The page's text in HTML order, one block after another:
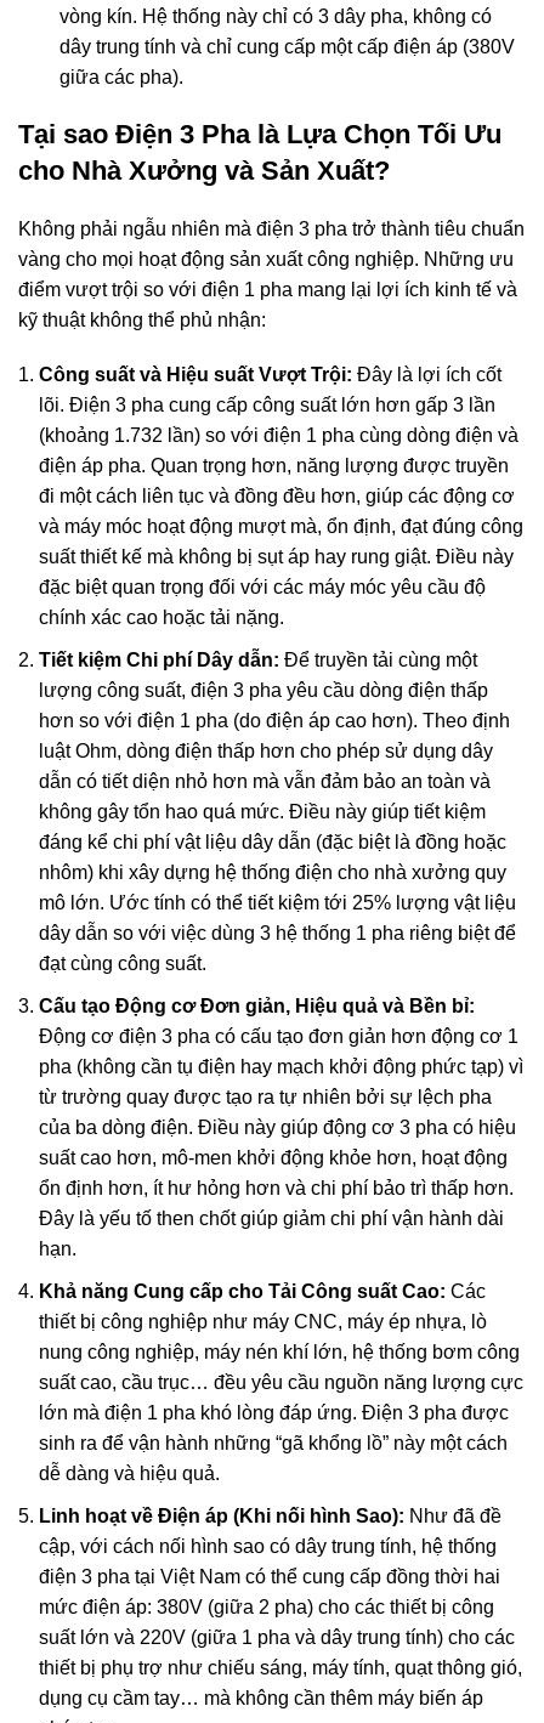
vòng kín. Hệ thống này chỉ có 3 dây pha, không có
dây trung tính và chỉ cung cấp một cấp điện áp (380V
giữa các pha).
Tại sao Điện 3 Pha là Lựa Chọn Tối Ưu
cho Nhà Xưởng và Sản Xuất?
Không phải ngẫu nhiên mà điện 3 pha trở thành tiêu chuẩn
vàng cho mọi hoạt động sản xuất công nghiệp. Những ưu
điểm vượt trội so với điện 1 pha mang lại lợi ích kinh tế và
kỹ thuật không thể phủ nhận:
Công suất và Hiệu suất Vượt Trội: Đây là lợi ích cốt
lõi. Điện 3 pha cung cấp công suất lớn hơn gấp 3 lần
(khoảng 1.732 lần) so với điện 1 pha cùng dòng điện và
điện áp pha. Quan trọng hơn, năng lượng được truyền
đi một cách liên tục và đồng đều hơn, giúp các động cơ
và máy móc hoạt động mượt mà, ổn định, đạt đúng công
suất thiết kế mà không bị sụt áp hay rung giật. Điều này
đặc biệt quan trọng đối với các máy móc yêu cầu độ
chính xác cao hoặc tải nặng.
Tiết kiệm Chi phí Dây dẫn: Để truyền tải cùng một
lượng công suất, điện 3 pha yêu cầu dòng điện thấp
hơn so với điện 1 pha (do điện áp cao hơn). Theo định
luật Ohm, dòng điện thấp hơn cho phép sử dụng dây
dẫn có tiết diện nhỏ hơn mà vẫn đảm bảo an toàn và
không gây tổn hao quá mức. Điều này giúp tiết kiệm
đáng kể chi phí vật liệu dây dẫn (đặc biệt là đồng hoặc
nhôm) khi xây dựng hệ thống điện cho nhà xưởng quy
mô lớn. Ước tính có thể tiết kiệm tới 25% lượng vật liệu
dây dẫn so với việc dùng 3 hệ thống 1 pha riêng biệt để
đạt cùng công suất.
Cấu tạo Động cơ Đơn giản, Hiệu quả và Bền bỉ:
Động cơ điện 3 pha có cấu tạo đơn giản hơn động cơ 1
pha (không cần tụ điện hay mạch khởi động phức tạp) vì
từ trường quay được tạo ra tự nhiên bởi sự lệch pha
của ba dòng điện. Điều này giúp động cơ 3 pha có hiệu
suất cao hơn, mô-men khởi động khỏe hơn, hoạt động
ổn định hơn, ít hư hỏng hơn và chi phí bảo trì thấp hơn.
Đây là yếu tố then chốt giúp giảm chi phí vận hành dài
hạn.
Khả năng Cung cấp cho Tải Công suất Cao: Các
thiết bị công nghiệp như máy CNC, máy ép nhựa, lò
nung công nghiệp, máy nén khí lớn, hệ thống bơm công
suất cao, cầu trục… đều yêu cầu nguồn năng lượng cực
lớn mà điện 1 pha khó lòng đáp ứng. Điện 3 pha được
sinh ra để vận hành những “gã khổng lồ” này một cách
dễ dàng và hiệu quả.
Linh hoạt về Điện áp (Khi nối hình Sao): Như đã đề
cập, với cách nối hình sao có dây trung tính, hệ thống
điện 3 pha tại Việt Nam có thể cung cấp đồng thời hai
mức điện áp: 380V (giữa 2 pha) cho các thiết bị công
suất lớn và 220V (giữa 1 pha và dây trung tính) cho các
thiết bị phụ trợ như chiếu sáng, máy tính, quạt thông gió,
dụng cụ cầm tay… mà không cần thêm máy biến áp